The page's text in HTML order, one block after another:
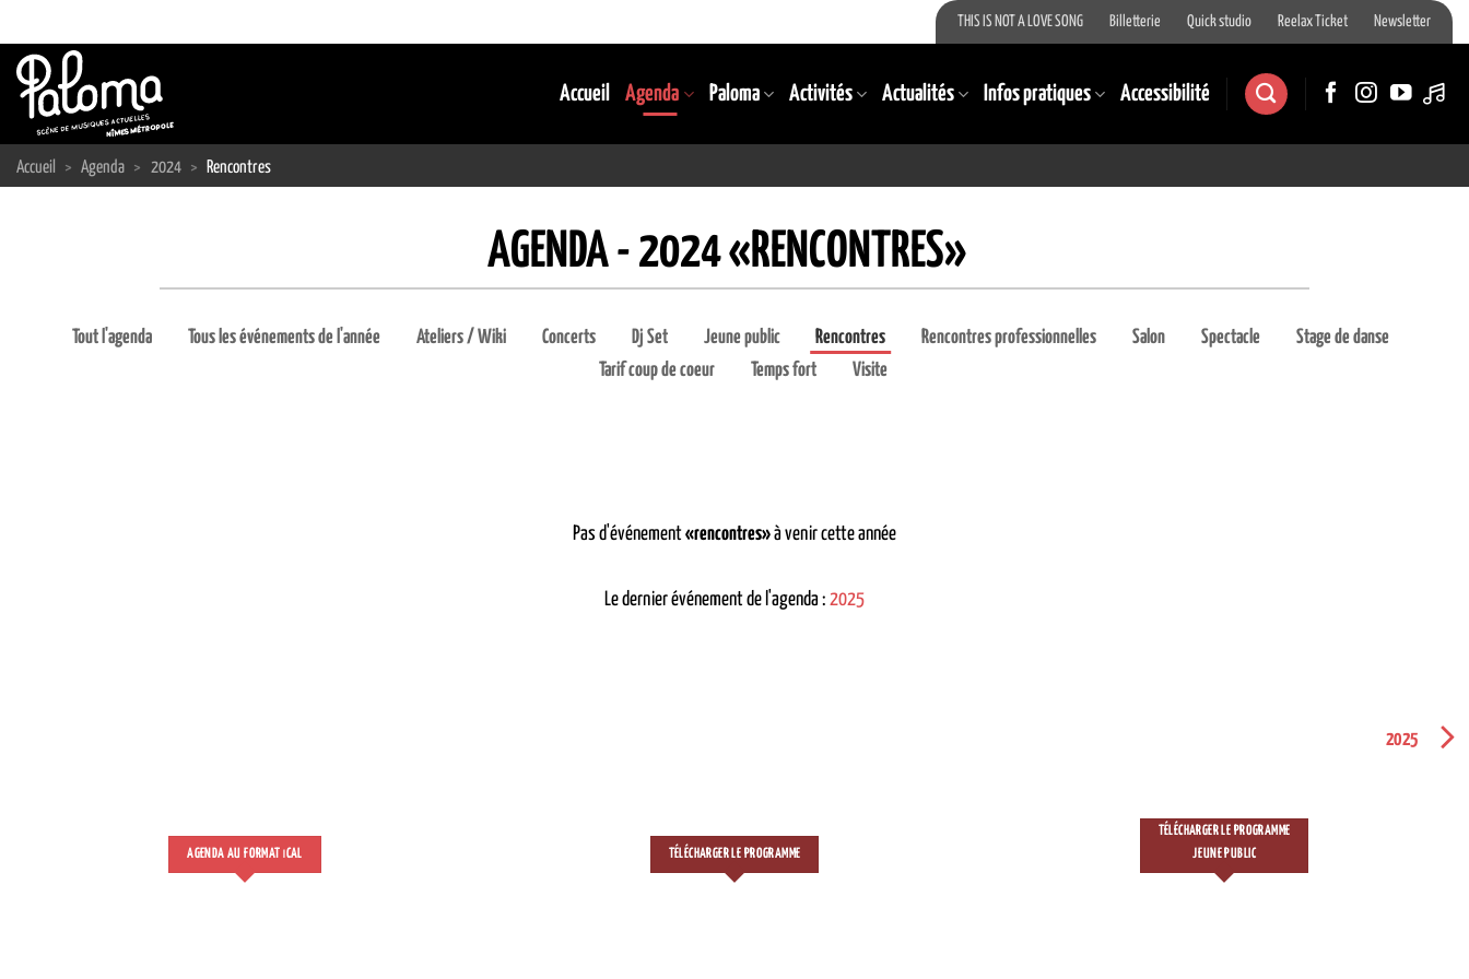
au
contenu
THIS IS NOT A LOVE SONG Billetterie Quick studio Reelax Ticket Newsletter
Accueil Agenda Paloma Activités Actualités Infos pratiques Accessibilité
Accueil > Agenda > 2024 > Rencontres
AGENDA - 2024 «RENCONTRES»
Tout l'agenda Tous les événements de l'année Ateliers / Wiki Concerts Dj Set Jeune public Rencontres Rencontres professionnelles Salon Spectacle
Stage de danse
Tarif coup de coeur
Temps fort Visite
Pas d'événement«rencontres»à venir cette année
Le dernier événement de l'agenda : 2025
2025
AGENDA AU FORMAT CAL TÉLÉCHARGER LE PROGRAMME
TÉLÉCHARGER LE PROGRAMME
JEUNE PUBLIC